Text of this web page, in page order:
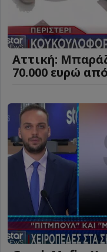
Αττική:
70.000 ευρώ